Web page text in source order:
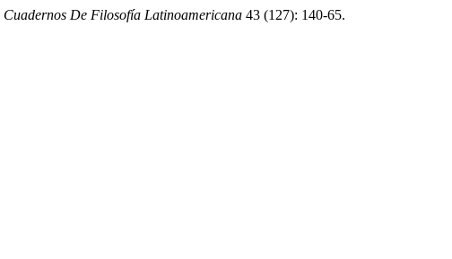
Cuadernos De Filosofía Latinoamericana 43 (127): 140-65.